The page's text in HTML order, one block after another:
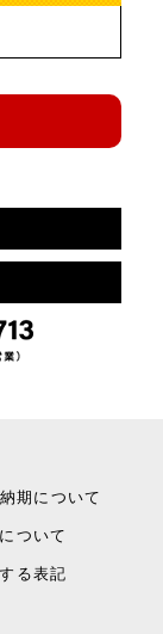
納期について
ついて
る表記